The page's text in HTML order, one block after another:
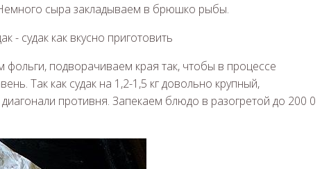
сыра закладываем в брюшко рыбы.
подворачиваем края так, чтобы в процессе
Так как судак на 1,2-1,5 кг довольно крупный,
противня. Запекаем блюдо в разогретой до 200 0